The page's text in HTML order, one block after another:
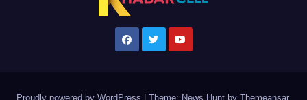
Proudly powered by WordPress Theme: News Hunt by Themeansar.